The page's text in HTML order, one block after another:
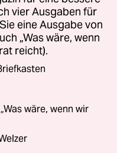
vier Ausgaben für
eine Ausgabe von
„Was wäre, wenn
reicht).
wäre, wenn wir